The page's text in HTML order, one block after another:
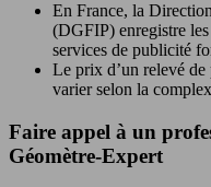
En France, la
(DGFIP) enregistre
services de publicité
Le prix d’un relevé de
varier selon la
Faire appel à un
Géomètre-Expert